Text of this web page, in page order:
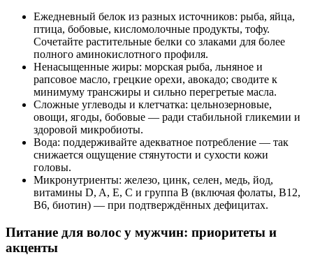
Ежедневный белок из разных источников: рыба, яйца,
птица, бобовые, кисломолочные продукты, тофу.
Сочетайте растительные белки со злаками для более
полного аминокислотного профиля.
Ненасыщенные жиры: морская рыба, льняное и
рапсовое масло, грецкие орехи, авокадо; сводите к
минимуму трансжиры и сильно перегретые масла.
Сложные углеводы и клетчатка: цельнозерновые,
овощи, ягоды, бобовые — ради стабильной гликемии и
здоровой микробиоты.
Вода: поддерживайте адекватное потребление — так
снижается ощущение стянутости и сухости кожи
головы.
Микронутриенты: железо, цинк, селен, медь, йод,
витамины D, A, E, C и группа B (включая фолаты, B12,
B6, биотин) — при подтверждённых дефицитах.
Питание для волос у мужчин: приоритеты и
акценты